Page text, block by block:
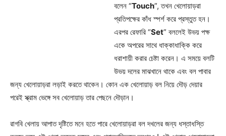
বলেন “Touch”, তখন খেলোয়াড়রা
প্রতিপক্ষের কাঁধ স্পর্শ করে প্রস্তুত হন।
এরপর রেফারি “Set” বললেই উভয় পক্ষ
একে অপরের সাথে ধাক্কাধাক্কি করে
ধরাশায়ী করার চেষ্টা করেন। এ সময়ে বলটি
উভয় দলের মাঝখানে থাকে এবং বল পাবার
জন্য খেলোয়াড়রা লড়াই করতে থাকেন। কোন এক খেলোয়াড় বল নিয়ে দৌড় দেয়ার
পরেই স্ক্রাম ভেঙ্গে সব খেলোয়াড় তার পেছনে দৌড়ান।
রাগবি খেলায় আপাত দৃষ্টিতে মনে হতে পারে খেলোয়াড়রা বল দখলের জন্য ধস্তাধস্তি